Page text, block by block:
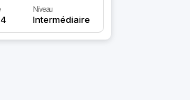
Niveau
Intermédiaire